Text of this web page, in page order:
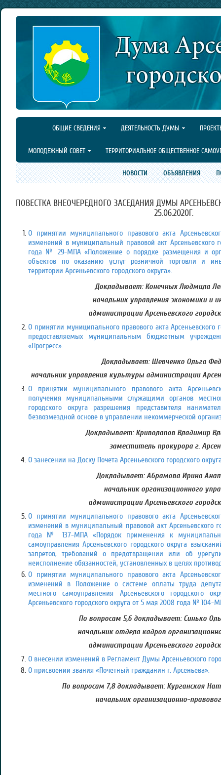
ОБЩИЕ СВЕДЕНИЯ ДЕЯТЕЛЬНОСТЬ ДУМЫ
МОЛОДЕЖНЫЙ СОВЕТ ТЕРРИТОРИАЛЬНОЕ ОБЩЕСТВЕННОЕ
НОВОСТИ ОБЪЯВЛЕНИЯ
ПОВЕСТКА ВНЕОЧЕРЕДНОГО ЗАСЕДАНИЯ ДУМЫ
25.06.2020Г.
О принятии муниципального правового акта
изменений в муниципальный правовой акт Арсеньевского
года № 29-МПА «Положение о порядке размещения и
объектов по оказанию услуг розничной торговли и
территории Арсеньевского городского округа».
Докладывает: Конечных Людмила
начальник управления экономики и
администрации Арсеньевского
О принятии муниципального правового акта Арсеньевского
предоставляемых муниципальным бюджетным
«Прогресс».
Докладывает: Шевченко Ольга
начальник управления культуры администрации
О принятии муниципального правового акта
получения муниципальными служащими органов
городского округа разрешения представителя
безвозмездной основе в управлении некоммерческой
Докладывает: Криволапов Владимир
заместитель прокурора г.
О занесении на Доску Почета Арсеньевского городского
Докладывает: Абрамова Ирина
начальник организационного
администрации Арсеньевского
О принятии муниципального правового акта
изменений в муниципальный правовой акт Арсеньевского
года № 137-МПА «Порядок применения к
самоуправления Арсеньевского городского округа
запретов, требований о предотвращении или об
неисполнение обязанностей, установленных в целях
О принятии муниципального правового акта
изменений в Положение о системе оплаты труда
местного самоуправления Арсеньевского городского
Арсеньевского городского округа от 5 мая 2008 года № 104-
По вопросам 5,6 докладывает: Синько
начальник отдела кадров
администрации Арсеньевского
О внесении изменений в Регламент Думы Арсеньевского
О присвоении звания «Почетный гражданин г. Арсеньева».
По вопросам 7,8 докладывает: Курганская
начальник организационно-